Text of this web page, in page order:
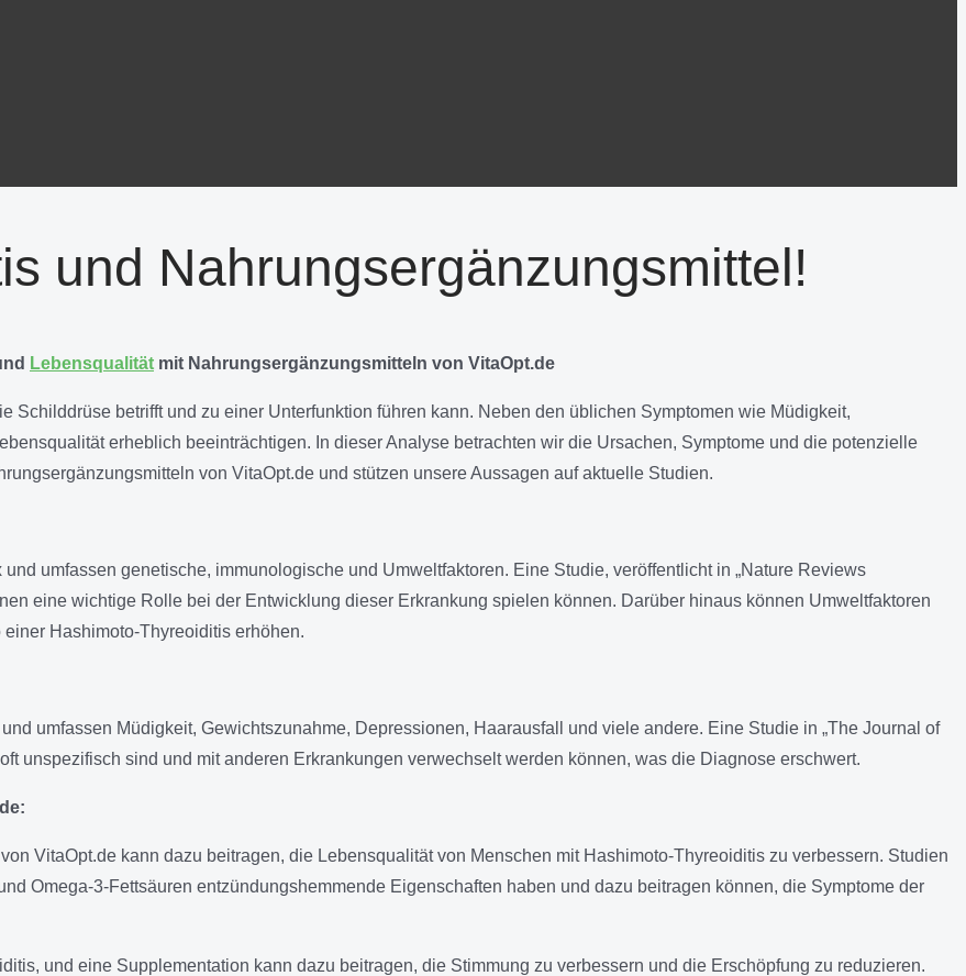
und Nahrungsergänzungsmittel!
Lebensqualität mit Nahrungsergänzungsmitteln von VitaOpt.de
Schilddrüse betrifft und zu einer Unterfunktion führen kann. Neben den üblichen Symptomen wie Müdigkeit,
erheblich beeinträchtigen. In dieser Analyse betrachten wir die Ursachen, Symptome und die potenzielle
von VitaOpt.de und stützen unsere Aussagen auf aktuelle Studien.
umfassen genetische, immunologische und Umweltfaktoren. Eine Studie, veröffentlicht in „Nature Reviews
eine wichtige Rolle bei der Entwicklung dieser Erkrankung spielen können. Darüber hinaus können Umweltfaktoren
Hashimoto-Thyreoiditis erhöhen.
umfassen Müdigkeit, Gewichtszunahme, Depressionen, Haarausfall und viele andere. Eine Studie in „The Journal of
unspezifisch sind und mit anderen Erkrankungen verwechselt werden können, was die Diagnose erschwert.
VitaOpt.de kann dazu beitragen, die Lebensqualität von Menschen mit Hashimoto-Thyreoiditis zu verbessern. Studien
Omega-3-Fettsäuren entzündungshemmende Eigenschaften haben und dazu beitragen können, die Symptome der
und eine Supplementation kann dazu beitragen, die Stimmung zu verbessern und die Erschöpfung zu reduzieren.